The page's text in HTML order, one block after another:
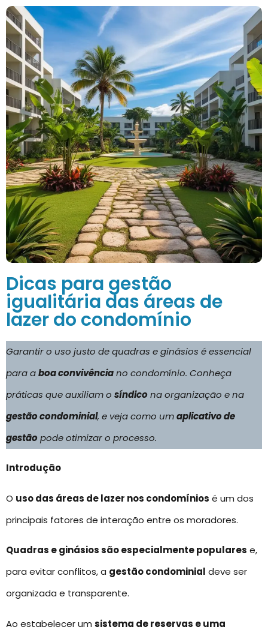
Dicas para gestão
igualitária das áreas de
lazer do condomínio
Garantir o uso justo de quadras e ginásios é essencial
para aboa convivênciano condomínio. Conheça
práticas que auxiliam o síndicona organização e na
gestão condominial, e veja como umaplicativo de
gestãopode otimizar o processo.
Introdução
O uso das áreas de lazer nos condomínios é um dos
principais fatores de interação entre os moradores.
Quadras e ginásios são especialmente populares e,
para evitar conflitos, a gestão condominial deve ser
organizada e transparente.
Ao estabelecer um sistema de reservas e uma